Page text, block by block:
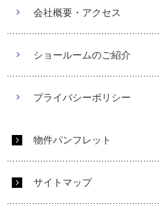
会社概要・アクセス
ショールームのご紹介
プライバシーポリシー
物件パンフレット
サイトマップ